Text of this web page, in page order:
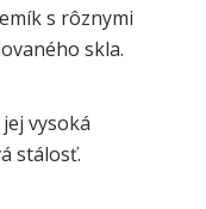
s rôznymi
skla.
vysoká
stálosť.